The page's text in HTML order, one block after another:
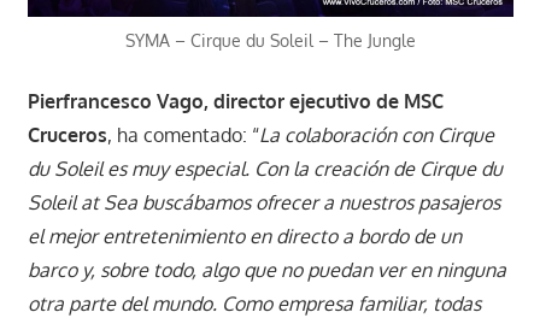
SYMA – Cirque du Soleil – The Jungle
Pierfrancesco Vago, director ejecutivo de MSC
Cruceros, ha comentado: “La colaboración con Cirque
du Soleil es muy especial. Con la creación de Cirque du
Soleil at Sea buscábamos ofrecer a nuestros pasajeros
el mejor entretenimiento en directo a bordo de un
barco y, sobre todo, algo que no puedan ver en ninguna
otra parte del mundo. Como empresa familiar, todas